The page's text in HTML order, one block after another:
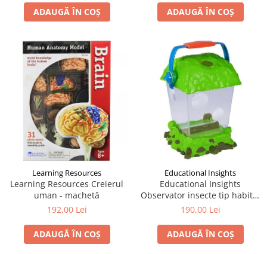
ADAUGĂ ÎN COȘ ADAUGĂ ÎN COȘ
Learning Resources
Learning Resources Creierul
uman - machetă
192,00 Lei
ADAUGĂ ÎN COȘ
Educational Insights
Educational Insights
Observator insecte tip habitat
- Geosafari
190,00 Lei
ADAUGĂ ÎN COȘ